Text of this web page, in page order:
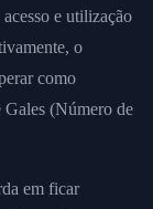
e utilização
o
como
(Número de
em ficar